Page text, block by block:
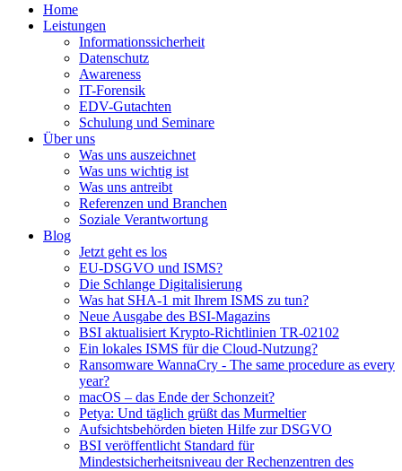
Home
Leistungen
Informationssicherheit
Datenschutz
Awareness
IT-Forensik
EDV-Gutachten
Schulung und Seminare
Über uns
Was uns auszeichnet
Was uns wichtig ist
Was uns antreibt
Referenzen und Branchen
Soziale Verantwortung
Blog
Jetzt geht es los
EU-DSGVO und ISMS?
Die Schlange Digitalisierung
Was hat SHA-1 mit Ihrem ISMS zu tun?
Neue Ausgabe des BSI-Magazins
BSI aktualisiert Krypto-Richtlinien TR-02102
Ein lokales ISMS für die Cloud-Nutzung?
Ransomware WannaCry - The same procedure as every
year?
macOS – das Ende der Schonzeit?
Petya: Und täglich grüßt das Murmeltier
Aufsichtsbehörden bieten Hilfe zur DSGVO
BSI veröffentlicht Standard für
Mindestsicherheitsniveau der Rechenzentren des